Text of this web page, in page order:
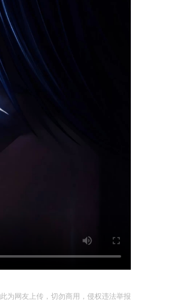
此为网友上传，切勿商用，侵权违法举报